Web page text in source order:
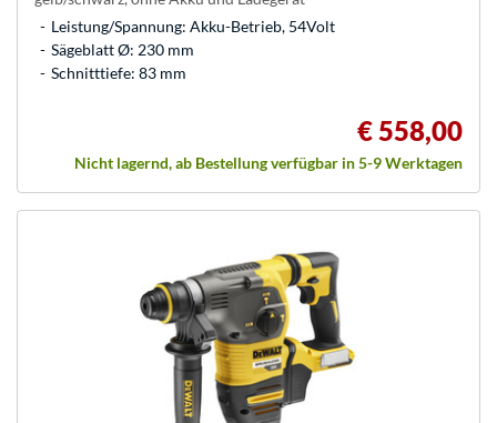
Leistung/Spannung: Akku-Betrieb, 54Volt
Sägeblatt Ø: 230 mm
Schnitttiefe: 83 mm
€ 558,00
Nicht lagernd, ab Bestellung verfügbar in 5-9 Werktagen